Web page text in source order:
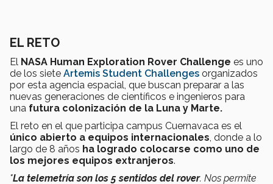
EL RETO
El NASA Human Exploration Rover Challenge es uno
de los siete Artemis Student Challenges organizados
por esta agencia espacial, que buscan preparar a las
nuevas generaciones de científicos e ingenieros para
una futura colonización de la Luna y Marte.
El reto en el que participa campus Cuernavaca es el
único abierto a equipos internacionales, donde a lo
largo de 8 años ha logrado colocarse como uno de
los mejores equipos extranjeros.
"La telemetría son los 5 sentidos del rover. Nos permite